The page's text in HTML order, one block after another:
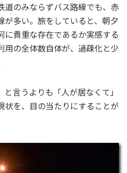
道のみならずバス路線でも、赤
が多い。旅をしていると、朝夕
に貴重な存在であるか実感する
用の全体数自体が、過疎化と少
と言うよりも「人が居なくて」
状を、目の当たりにすることが